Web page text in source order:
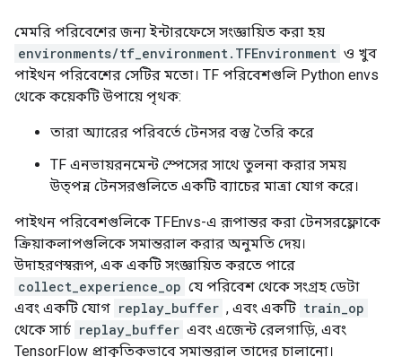
মেমরি পরিবেশের জন্য ইন্টারফেসে সংজ্ঞায়িত করা হয়
environments/tf_environment.TFEnvironment ও খুব
পাইথন পরিবেশের সেটির মতো। TF পরিবেশগুলি Python envs
থেকে কয়েকটি উপায়ে পৃথক:
তারা অ্যারের পরিবর্তে টেনসর বস্তু তৈরি করে
TF এনভায়রনমেন্ট স্পেসের সাথে তুলনা করার সময়
উত্পন্ন টেনসরগুলিতে একটি ব্যাচের মাত্রা যোগ করে।
পাইথন পরিবেশগুলিকে TFEnvs-এ রূপান্তর করা টেনসরফ্লোকে
ক্রিয়াকলাপগুলিকে সমান্তরাল করার অনুমতি দেয়।
উদাহরণস্বরূপ, এক একটি সংজ্ঞায়িত করতে পারে
collect_experience_op যে পরিবেশ থেকে সংগ্রহ ডেটা
এবং একটি যোগ replay_buffer , এবং একটি train_op
থেকে সার্চ replay_buffer এবং এজেন্ট রেলগাড়ি, এবং
TensorFlow প্রাকৃতিকভাবে সমান্তরাল তাদের চালানো।